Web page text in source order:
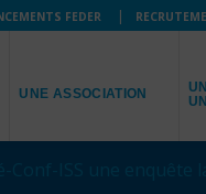
FEDER
UNE ASSOCIATION